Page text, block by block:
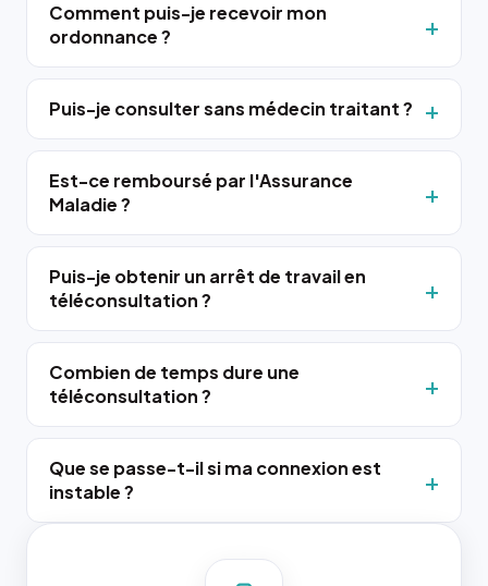
Comment puis-je recevoir mon
ordonnance ?
Puis-je consulter sans médecin traitant ?
Est-ce remboursé par l'Assurance
Maladie ?
Puis-je obtenir un arrêt de travail en
téléconsultation ?
Combien de temps dure une
téléconsultation ?
Que se passe-t-il si ma connexion est
instable ?